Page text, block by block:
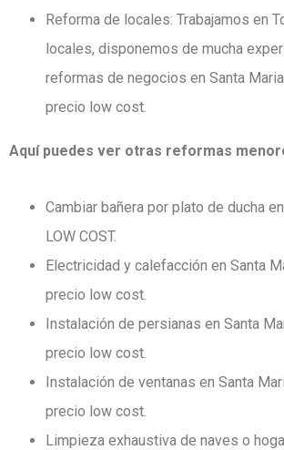
Reforma de locales: Trabajamos en
locales, disponemos de mucha
reformas de negocios en Santa
precio low cost.
Aquí puedes ver otras reformas
Cambiar bañera por plato de ducha
LOW COST.
Electricidad y calefacción en Santa
precio low cost.
Instalación de persianas en Santa
precio low cost.
Instalación de ventanas en Santa
precio low cost.
Limpieza exhaustiva de naves o